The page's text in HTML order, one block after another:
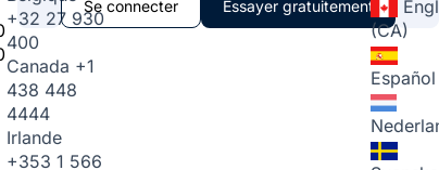
+32 27 930
400
Canada +1
438 448
4444
Irlande
+353 1 566
Se connecter Essayer gratuitement
(CA)
Español